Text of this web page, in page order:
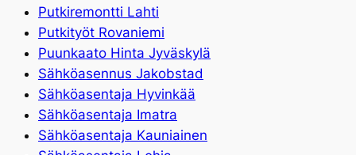
Putkiremontti Lahti
Putkityöt Rovaniemi
Puunkaato Hinta Jyväskylä
Sähköasennus Jakobstad
Sähköasentaja Hyvinkää
Sähköasentaja Imatra
Sähköasentaja Kauniainen